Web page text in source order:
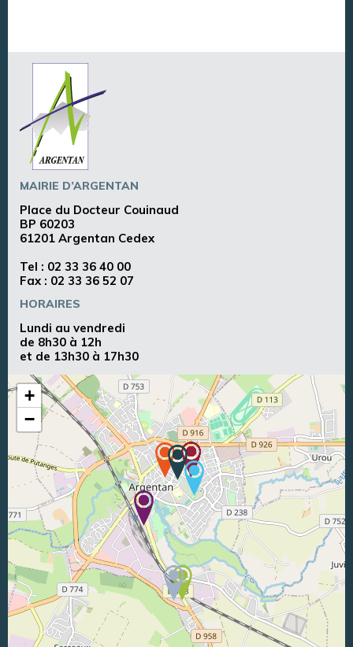
MAIRIE D’ARGENTAN
Place du Docteur Couinaud
BP 60203
61201 Argentan Cedex
Tel : 02 33 36 40 00
Fax : 02 33 36 52 07
HORAIRES
Lundi au vendredi
de 8h30 à 12h
et de 13h30 à 17h30
+
−